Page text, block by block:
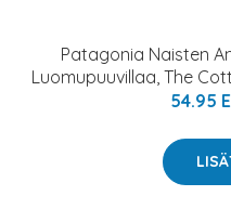
Patagonia Naisten
Luomupuuvillaa, The
54.95